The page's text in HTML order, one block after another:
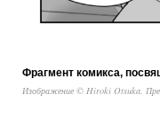
Фрагмент комикса,
Изображение © Hiroki Otsuka.